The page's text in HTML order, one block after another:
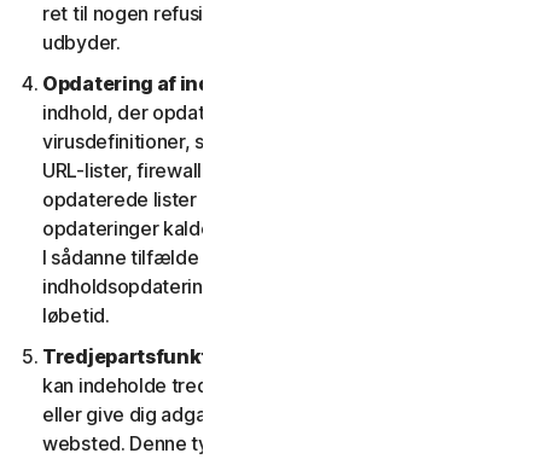
ret til nogen refusion af os af gebyrer, du betaler til en
udbyder.
Opdatering af indhold.
indhold, der opdateres med jævne mellemrum, såsom
virusdefinitioner, spywaredefinitioner, antispamregler,
URL-lister, firewallregler, data om sikkerhedshuller og
opdaterede lister over godkendte websteder. Disse
opdateringer kaldes under ét "indholdsopdateringer".
I sådanne tilfælde har du adgang til gældende
indholdsopdateringer til tjenesterne i tjenestens
løbetid.
Tredjepartsfunktioner eller -indhold.
kan indeholde tredjepartsfunktioner og -funktionalitet
eller give dig adgang til indhold på en tredjeparts
websted. Denne type funktioner eller indhold kan